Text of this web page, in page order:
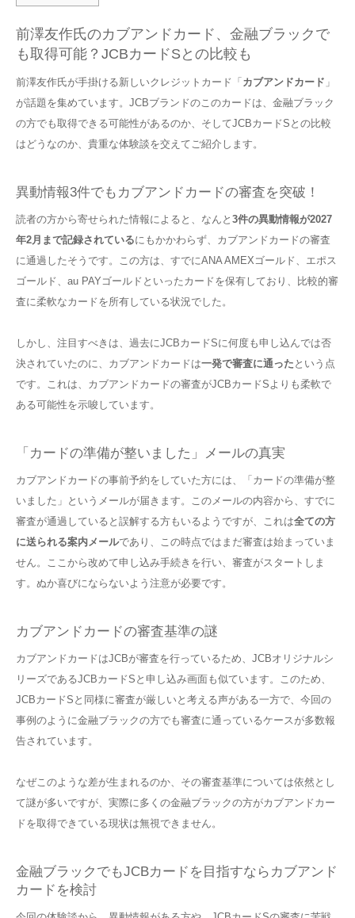
前澤友作氏のカブアンドカード、金融ブラックで
も取得可能？JCBカードSとの比較も
前澤友作氏が手掛ける新しいクレジットカード「 カブアンドカード 」
が話題を集めています。JCBブランドのこのカードは、金融ブラック
の方でも取得できる可能性があるのか、そしてJCBカードSとの比較
はどうなのか、貴重な体験談を交えてご紹介します。
異動情報3件でもカブアンドカードの審査を突破！
読者の方から寄せられた情報によると、なんと 3件の異動情報が2027
年2月まで記録されているにもかかわらず、カブアンドカードの審査
に通過したそうです。この方は、すでにANA AMEXゴールド、エポス
ゴールド、au PAYゴールドといったカードを保有しており、比較的審
査に柔軟なカードを所有している状況でした。
しかし、注目すべきは、過去にJCBカードSに何度も申し込んでは否
決されていたのに、カブアンドカードは一発で審査に通った という点
です。これは、カブアンドカードの審査がJCBカードSよりも柔軟で
ある可能性を示唆しています。
「カードの準備が整いました」メールの真実
カブアンドカードの事前予約をしていた方には、「カードの準備が整
いました」というメールが届きます。このメールの内容から、すでに
審査が通過していると誤解する方もいるようですが、これは全ての方
に送られる案内メールであり、この時点ではまだ審査は始まっていま
せん。ここから改めて申し込み手続きを行い、審査がスタートしま
す。ぬか喜びにならないよう注意が必要です。
カブアンドカードの審査基準の謎
カブアンドカードはJCBが審査を行っているため、JCBオリジナルシ
リーズであるJCBカードSと申し込み画面も似ています。このため、
JCBカードSと同様に審査が厳しいと考える声がある一方で、今回の
事例のように金融ブラックの方でも審査に通っているケースが多数報
告されています。
なぜこのような差が生まれるのか、その審査基準については依然とし
て謎が多いですが、実際に多くの金融ブラックの方がカブアンドカー
ドを取得できている現状は無視できません。
金融ブラックでもJCBカードを目指すならカブアンド
カードを検討